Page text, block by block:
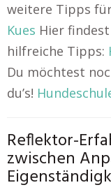
weitere Tipps
Kues Hier
hilfreiche Tipps:
Du möchtest
du’s!
Reflektor-
zwischen